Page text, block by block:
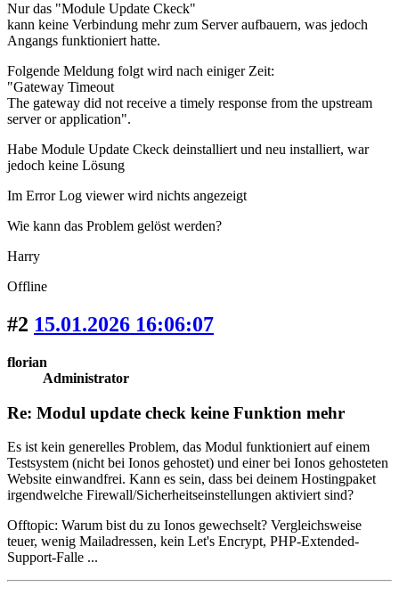
Nur das "Module Update Ckeck"
kann keine Verbindung mehr zum Server aufbauern, was jedoch
Angangs funktioniert hatte.
Folgende Meldung folgt wird nach einiger Zeit:
"Gateway Timeout
The gateway did not receive a timely response from the upstream
server or application".
Habe Module Update Ckeck deinstalliert und neu installiert, war
jedoch keine Lösung
Im Error Log viewer wird nichts angezeigt
Wie kann das Problem gelöst werden?
Harry
Offline
#2 15.01.2026 16:06:07
florian
Administrator
Re: Modul update check keine Funktion mehr
Es ist kein generelles Problem, das Modul funktioniert auf einem
Testsystem (nicht bei Ionos gehostet) und einer bei Ionos gehosteten
Website einwandfrei. Kann es sein, dass bei deinem Hostingpaket
irgendwelche Firewall/Sicherheitseinstellungen aktiviert sind?
Offtopic: Warum bist du zu Ionos gewechselt? Vergleichsweise
teuer, wenig Mailadressen, kein Let's Encrypt, PHP-Extended-
Support-Falle ...